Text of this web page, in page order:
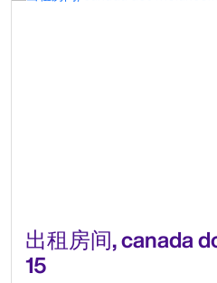
出租房间, canada
15